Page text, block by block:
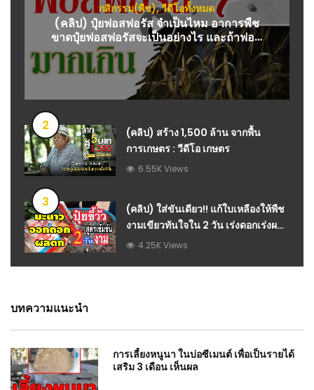
กสิกรรม(พืช),วีดีโอทั้งหมด
(คลิป) ปุ๋ยฟอสฟอรัส จำเป็นไหม อาการพืช
ขาดปุ๋ยฟอสฟอรัสจะเป็นอย่างไร และถ้าฟอฟ
อรัสมากเกินไปจะส่งผลเสียอะไรบ้าง : วีดีโอ
เกษตร
2
(คลิป) สร้าง 1,500 ล้าน จากพื้น
การเกษตร : วีดีโอ เกษตร
6.55K Views
3
(คลิป) ใส่ขันเดียว!! แก้ใบเหลืองให้พืช
งามเขียวทันใจใน 2 วัน เร่งดอกเร่งผล
รดได้ทุกวันไม่หมัก แม่ก้อยพาทำ
4.25K Views
บทความแนะนำ
การเลี้ยงหนูนา ในบ่อซีเมนต์ เพื่อเป็นรายได้
เสริม 3 เดือน เห็นผล